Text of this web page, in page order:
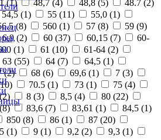
(1) 48,7 (4) 48,8 (5) 48.7 (2)
54,5 (1) 55 (11) 55,0 (1)
(8) 560 (1) 57 (8) 59 (9)
6,9 (2) 60 (37) 60,15 (7)
60-
(1) 61 (10) 61-64 (2)
63 (55) 64 (7) 64,5 (1)
(2) 68 (6) 69,6 (1) 7 (3)
10) 70.5 (1) 73 (1) 75 (4)
2) 8 (3) 8,5 (4) 80 (22)
8) 83,6 (7) 83,61 (1) 84,5 (1)
850 (8) 86 (1) 87 (20)
(1) 9 (1) 9,2 (2) 9,3 (1)